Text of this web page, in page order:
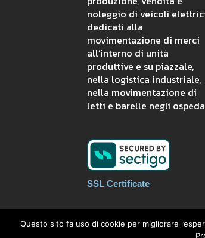
noleggio di veicoli
dedicati alla
movimentazione di merci
all’interno di unità
produttive e su piazzale,
nella logistica industriale,
nella movimentazione di
letti e barelle negli
SSL Certificate
Questo sito fa uso di cookie per migliorare